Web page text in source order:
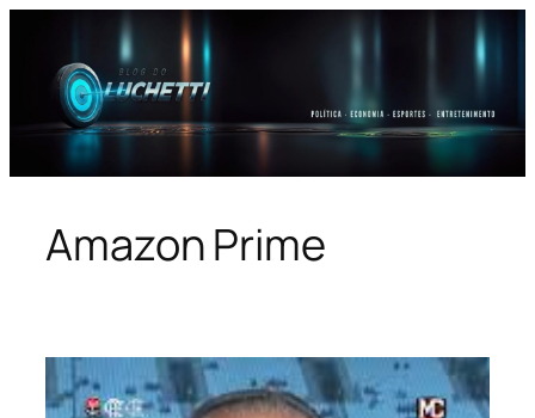
conteúdo
Amazon Prime